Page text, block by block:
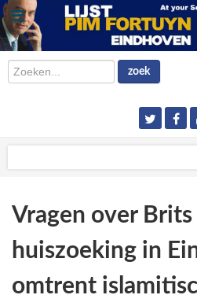
Zoeken... zoek
Vragen over
huiszoeking in
omtrent